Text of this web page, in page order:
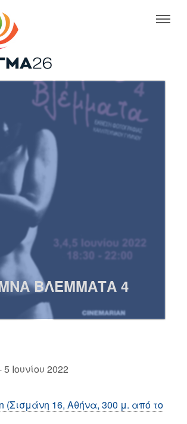
ΒΛΕΜΜΑΤΑ 4
5 Ιουνίου 2022
(Σισμάνη 16, Αθήνα, 300 μ. από το